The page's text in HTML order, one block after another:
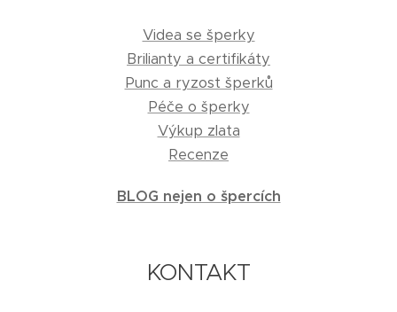
Videa se šperky
Brilianty a certifikáty
Punc a ryzost šperků
Péče o šperky
Výkup zlata
Recenze
BLOG nejen o špercích
KONTAKT